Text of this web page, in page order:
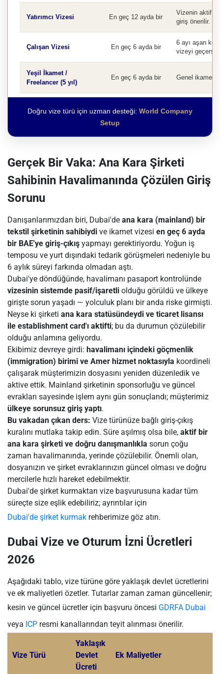
Yatırımcı Vizesi En geç 12 ayda bir
Vizenin aktif
giriş önerilir.
Çalışan Vizesi En geç 6 ayda bir
6 ayı aşan
vizeyi geçersiz
Yeşil İkamet /
Freelancer (5 yıl)
En geç 6 ayda bir Genel ikamet
Doğru vize türü için uzman desteği: World Company
Setup
Gerçek Bir Vaka: Ana Kara Şirketi
Sahibinin Havalimanında Çözülen Giriş
Sorunu
Danışanlarımızdan biri, Dubai'de ana kara (mainland) bir
tekstil şirketinin sahibiydi ve ikamet vizesi en geç 6 ayda
bir BAE'ye giriş-çıkış yapmayı gerektiriyordu. Yoğun iş
temposu ve yurt dışındaki tedarik görüşmeleri nedeniyle bu
6 aylık süreyi farkında olmadan aştı.
Dubai'ye döndüğünde, havalimanı pasaport kontrolünde
vizesinin sistemde pasif/işaretli olduğu görüldü ve ülkeye
girişte sorun yaşadı — yolculuk planı bir anda riske girmişti.
Neyse ki şirketi ana kara statüsündeydi ve ticaret lisansı
ile establishment card'ı aktifti; bu da durumun çözülebilir
olduğu anlamına geliyordu.
Ekibimiz devreye girdi: havalimanı içindeki göçmenlik
(immigration) birimi ve Amer hizmet noktasıyla koordineli
çalışarak müşterimizin dosyasını yeniden düzenledik ve
aktive ettik. Mainland şirketinin sponsorluğu ve güncel
evrakları sayesinde işlem aynı gün sonuçlandı; müşterimiz
ülkeye sorunsuz giriş yaptı.
Bu vakadan çıkan ders: Vize türünüze bağlı giriş-çıkış
kuralını mutlaka takip edin. Süre aşılmış olsa bile, aktif bir
ana kara şirketi ve doğru danışmanlıkla sorun çoğu
zaman havalimanında, yerinde çözülebilir. Önemli olan,
dosyanızın ve şirket evraklarınızın güncel olması ve doğru
mercilerle hızlı hareket edebilmektir.
Dubai'de şirket kurmaktan vize başvurusuna kadar tüm
süreçte size eşlik edebiliriz; ayrıntılar için
Dubai'de şirket kurmak rehberimize göz atın.
Dubai Vize ve Oturum İzni Ücretleri
2026
Aşağıdaki tablo, vize türüne göre yaklaşık devlet ücretlerini
ve ek maliyetleri özetler. Tutarlar zaman zaman güncellenir;
kesin ve güncel ücretler için başvuru öncesi GDRFA Dubai
veya ICP resmi kanallarından teyit alınması önerilir.
Vize Türü
Yaklaşık
Devlet
Ücreti
Ek Maliyetler